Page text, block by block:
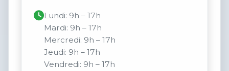
Lundi: 9h – 17h
Mardi: 9h – 17h
Mercredi: 9h – 17h
Jeudi: 9h – 17h
Vendredi: 9h – 17h